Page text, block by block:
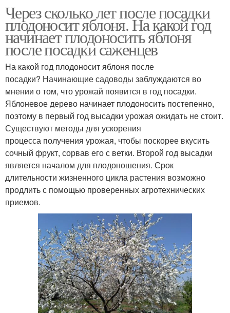
Через сколько лет после посадки
плодоносит яблоня. На какой год
начинает плодоносить яблоня
после посадки саженцев
На какой год плодоносит яблоня после
посадки? Начинающие садоводы заблуждаются во
мнении о том, что урожай появится в год посадки.
Яблоневое дерево начинает плодоносить постепенно,
поэтому в первый год высадки урожая ожидать не стоит.
Существуют методы для ускорения
процесса получения урожая, чтобы поскорее вкусить
сочный фрукт, сорвав его с ветки. Второй год высадки
является началом для плодоношения. Срок
длительности жизненного цикла растения возможно
продлить с помощью проверенных агротехнических
приемов.